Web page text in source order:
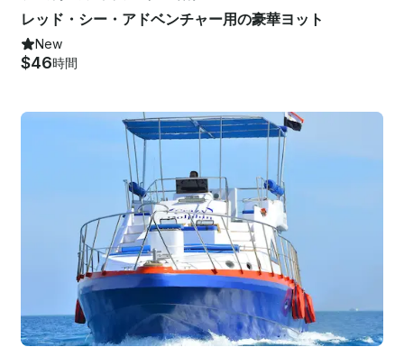
レッド・シー・アドベンチャー用の豪華ヨット
New
$46時間